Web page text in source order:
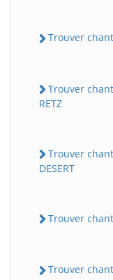
Trouver
Trouver
RETZ
Trouver
DESERT
Trouver
Trouver